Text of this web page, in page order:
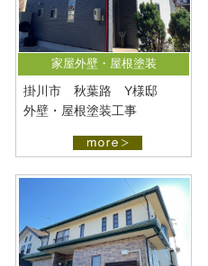
家屋外壁・屋根塗装
掛川市 秋葉路 Y様邸
外壁・屋根塗装工事